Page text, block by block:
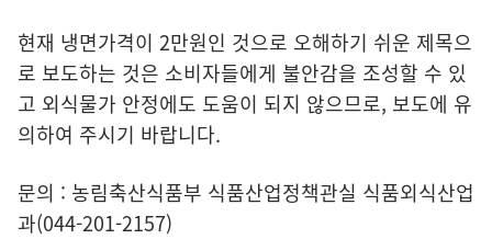
현재 냉면가격이 2만원인 것으로 오해하기 쉬운 제목으
로 보도하는 것은 소비자들에게 불안감을 조성할 수 있
고 외식물가 안정에도 도움이 되지 않으므로, 보도에 유
의하여 주시기 바랍니다.
문의 : 농림축산식품부 식품산업정책관실 식품외식산업
과(044-201-2157)